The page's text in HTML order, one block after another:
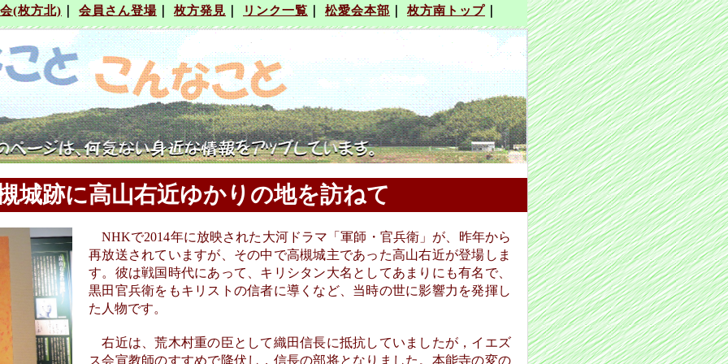
城跡に高山右近ゆかりの地を訪ねて
NHKで2014年に放映された大河ドラマ「軍師・官兵衛」が、昨年から
再放送されていますが、その中で高槻城主であった高山右近が登場しま
す。彼は戦国時代にあって、キリシタン大名としてあまりにも有名で、
黒田官兵衛をもキリストの信者に導くなど、当時の世に影響力を発揮し
た人物です。
右近は、荒木村重の臣として織田信長に抵抗していましたが，イエズ
ス会宣教師のすすめで降伏し，信長の部将となりました。本能寺の変の